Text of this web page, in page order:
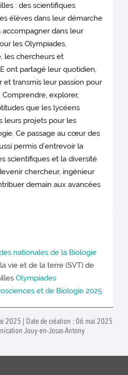
: des scientifiques
élèves dans leur démarche
dans leur
les Olympiades.
les chercheurs et
ont partagé leur quotidien,
et transmis leur passion pour
explorer,
que les lycéens
leurs projets pour les
Ce passage au cœur des
permis d’entrevoir la
scientifiques et la diversité
chercheur, ingénieur
demain aux avancées
nationales de la Biologie
vie et de la terre (SVT) de
Olympiades
et de Biologie 2025
2025 | Date de création : 06 mai 2025
Jouy-en-Josas-Antony